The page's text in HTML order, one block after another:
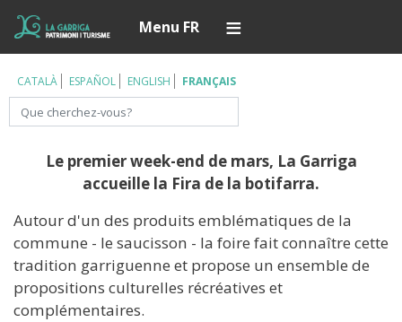
contenu
principal
Menu FR
CATALÀ ESPAÑOL ENGLISH FRANÇAIS
Rechercher
Le premier week-end de mars, La Garriga
accueille la Fira de la botifarra.
Autour d'un des produits emblématiques de la
commune - le saucisson - la foire fait connaître cette
tradition garriguenne et propose un ensemble de
propositions culturelles récréatives et
complémentaires.